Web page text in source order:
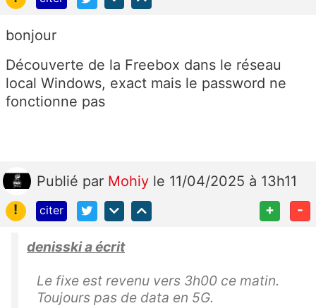
bonjour
Découverte de la Freebox dans le réseau
local Windows, exact mais le password ne
fonctionne pas
Publié par Mohiy le 11/04/2025 à 13h11
!
citer + -
denisski a écrit
Le fixe est revenu vers 3h00 ce matin.
Toujours pas de data en 5G.